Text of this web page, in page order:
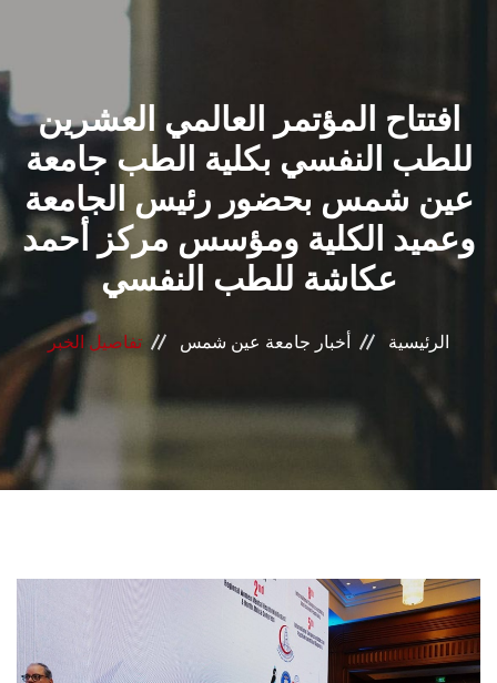
الشئون الأكاديمية
البحث العلمي
الرعاية الصحية
المراكز والوحدات
الأنظمة الذكية
الإعلام
تواصل معنا
هيئة التدريس
الدراسات العليا
افتتاح المؤتمر العالمي العشرين
للطب النفسي بكلية الطب جامعة
عين شمس بحضور رئيس الجامعة
وعميد الكلية ومؤسس مركز أحمد
عكاشة للطب النفسي
الرئيسية أخبار جامعة عين شمس تفاصيل الخبر